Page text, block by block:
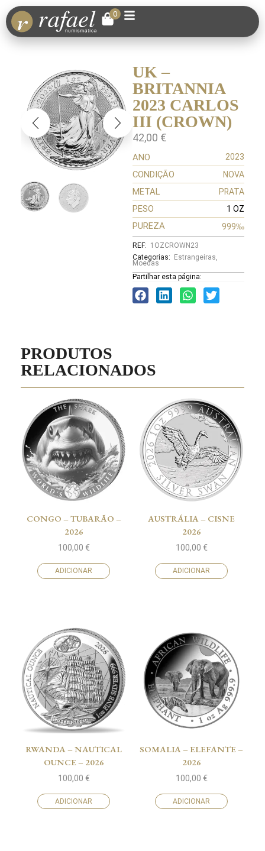
0
UK –
BRITANNIA
2023 CARLOS
III (CROWN)
42,00 €
ANO 2023
CONDIÇÃO NOVA
METAL PRATA
PESO 1 OZ
PUREZA 999‰
REF: 1OZCROWN23
Categorias:
Estrangeiras,
Moedas
Partilhar esta página:
PRODUTOS
RELACIONADOS
CONGO – TUBARÃO –
2026
100,00 €
ADICIONAR
AUSTRÁLIA – CISNE
2026
100,00 €
ADICIONAR
RWANDA – NAUTICAL
OUNCE – 2026
100,00 €
ADICIONAR
SOMALIA – ELEFANTE –
2026
100,00 €
ADICIONAR